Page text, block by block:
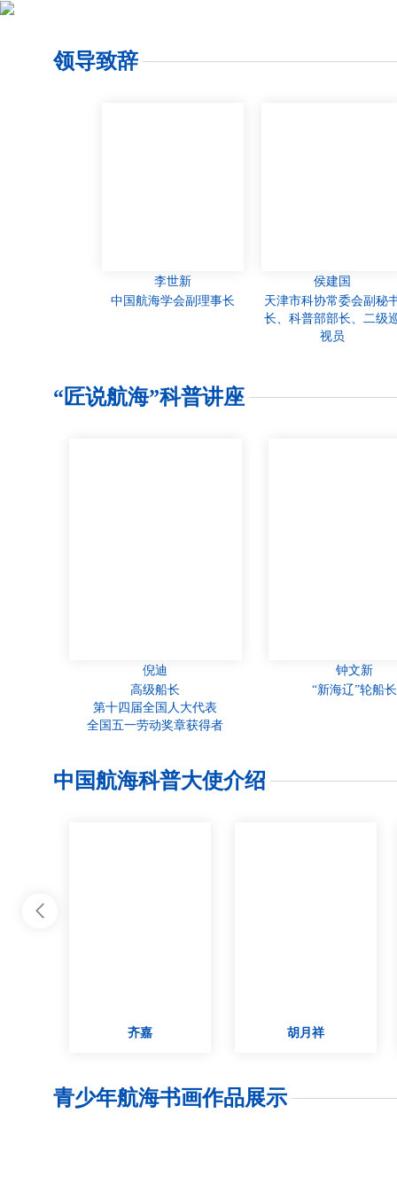
领导致辞
李世新
中国航海学会副理事长
侯建国
天津市科协常委会副秘
长、科普部部长、二级
视员
“匠说航海”科普讲座
倪迪
高级船长
第十四届全国人大代表
全国五一劳动奖章获得者
钟文新
“新海辽”轮船长
中国航海科普大使介绍
齐嘉 胡月祥

青少年航海书画作品展示